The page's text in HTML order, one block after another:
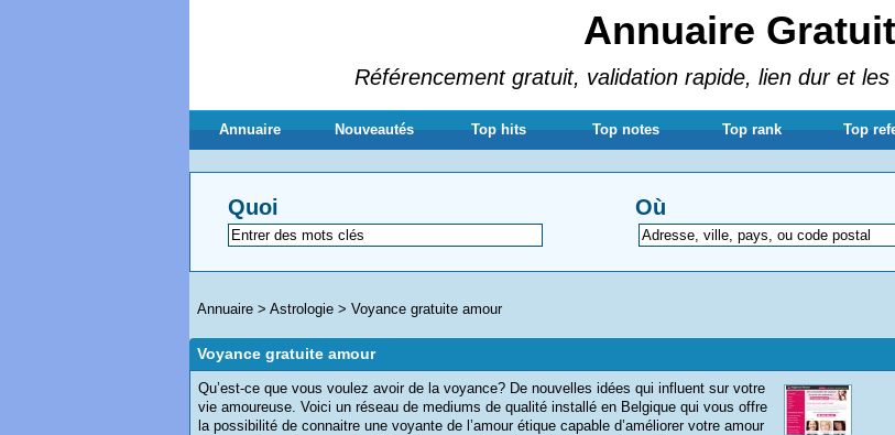
Annuaire Gratuit
Référencement gratuit, validation rapide, lien dur et
Annuaire Nouveautés Top hits Top notes Top rank Top
Quoi Où
Annuaire > Astrologie > Voyance gratuite amour
Voyance gratuite amour
Qu’est-ce que vous voulez avoir de la voyance? De nouvelles idées qui influent sur votre
vie amoureuse. Voici un réseau de mediums de qualité installé en Belgique qui vous offre
la possibilité de connaitre une voyante de l’amour étique capable d’améliorer votre amour